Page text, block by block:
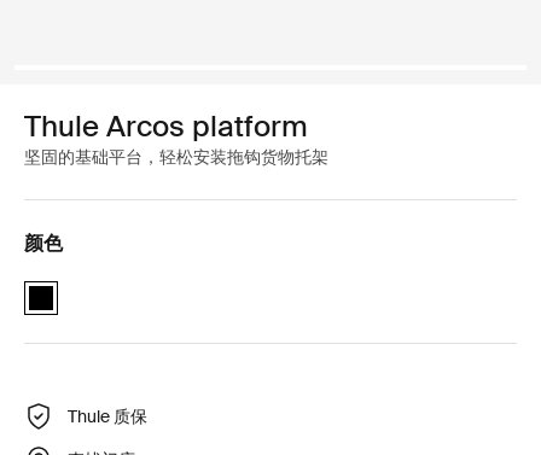
Thule Arcos platform
坚固的基础平台，轻松安装拖钩货物托架
颜色
Thule Arcos platform 黑色 (selected)
Thule 质保